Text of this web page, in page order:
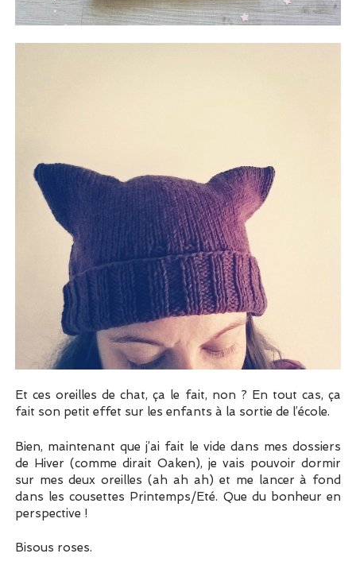
Et ces oreilles de chat, ça le fait, non ? En tout cas, ça
fait son petit effet sur les enfants à la sortie de l’école.
Bien, maintenant que j’ai fait le vide dans mes dossiers
de Hiver (comme dirait Oaken), je vais pouvoir dormir
sur mes deux oreilles (ah ah ah) et me lancer à fond
dans les cousettes Printemps/Eté. Que du bonheur en
perspective !
Bisous roses.